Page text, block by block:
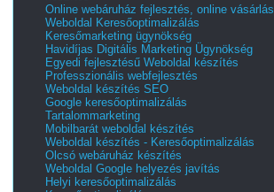
Online webáruház fejlesztés, online vásárlás
Weboldal Keresőoptimalizálás
Keresőmarketing ügynökség
Havidíjas Digitális Marketing Ügynökség
Egyedi fejlesztésű Weboldal készítés
Professzionális webfejlesztés
Weboldal készítés SEO
Google keresőoptimalizálás
Tartalommarketing
Mobilbarát weboldal készítés
Weboldal készítés - Keresőoptimalizálás
Olcsó webáruház készítés
Weboldal Google helyezés javítás
Helyi keresőoptimalizálás